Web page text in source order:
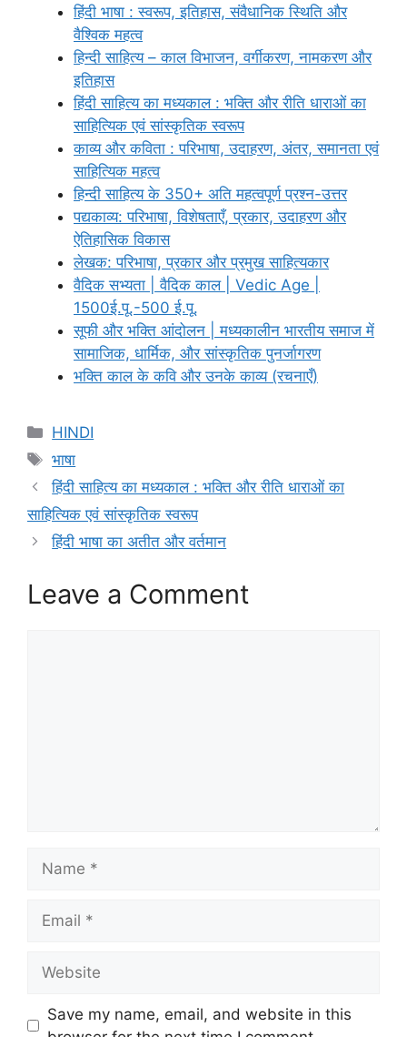
हिंदी भाषा : स्वरूप, इतिहास, संवैधानिक स्थिति और
वैश्विक महत्व
हिन्दी साहित्य – काल विभाजन, वर्गीकरण, नामकरण और
इतिहास
हिंदी साहित्य का मध्यकाल : भक्ति और रीति धाराओं का
साहित्यिक एवं सांस्कृतिक स्वरूप
काव्य और कविता : परिभाषा, उदाहरण, अंतर, समानता एवं
साहित्यिक महत्व
हिन्दी साहित्य के 350+ अति महत्वपूर्ण प्रश्न-उत्तर
पद्यकाव्य: परिभाषा, विशेषताएँ, प्रकार, उदाहरण और
ऐतिहासिक विकास
लेखक: परिभाषा, प्रकार और प्रमुख साहित्यकार
वैदिक सभ्यता | वैदिक काल | Vedic Age |
1500ई.पू.-500 ई.पू.
सूफी और भक्ति आंदोलन | मध्यकालीन भारतीय समाज में
सामाजिक, धार्मिक, और सांस्कृतिक पुनर्जागरण
भक्ति काल के कवि और उनके काव्य (रचनाएँ)
Categories
HINDI
Tags
भाषा
हिंदी साहित्य का मध्यकाल : भक्ति और रीति धाराओं का
साहित्यिक एवं सांस्कृतिक स्वरूप
हिंदी भाषा का अतीत और वर्तमान
Leave a Comment
Save my name, email, and website in this